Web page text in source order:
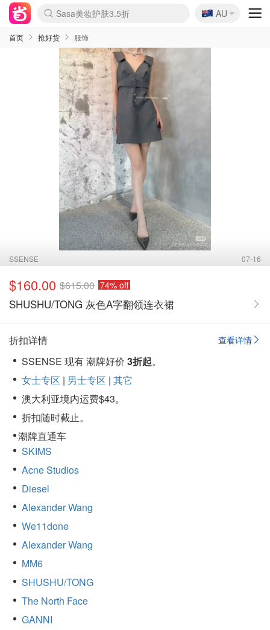
lululemon折扣上新
Sasa美妆护肤3.5折
SSENSE年中3折
FreshBeauty好价汇总
Cettire降价+叠9折
Farfetch折上8折
WWS Coles超市实拍
viagogo二手票捡漏
Myer清仓1折起
The Outnet奢牌1折起
David Jones 3折起
Flannels大牌1折
Perfumes Club护肤1折
AMIRO返校季6.2折
Oweek抽奖送Airpods
Amazon折扣汇总
eToro入金$200送$50
Amazon数码好物
ICONIC本周7.5折
ThedoubleF高奢地板价
Moose Knuckles 6折
丝芙兰5折起
EUFY官网3.7折起
Selenichast首饰2折
Trip机票酒店促销
YSL送5件彩妆礼
Amazon家居好物
BIGBANG巡演开票
David Jones时尚3折
Amazon美妆护肤
雅漾大喷$8
过敏原检测盒$33
伊索独家赠50ml沐浴露
科颜氏清仓3折
SEALIFE海洋馆门票6折
丝塔芙大白罐$16
订阅Newsletter送香薰
Cult Beauty 6.8折
Harrods圣诞日历2.3折
LN-CC奢牌私促3折
d'Alba空姐喷雾$16
EVE LOM套装逆天2折
Bernardelli独家4折
Adore Beauty 6折起
CT圣诞日历
Mytheresa奢品2.7折
Luxury Escapes 9折
Currentbody美容仪9折
MOON Garden Live
ALLSAINTS美衣3折
Roborock扫地机3.7折
Tingo Life水杯$24
Valentino官网5折
CR洗发护发6.3折
修丽可套装7.4折
🇦🇺
AU
首页 抢好货 服饰
SSENSE 07-16
$160.00 $615.00 74% off
SHUSHU/TONG 灰色A字翻领连衣裙
查看详情
折扣详情
SSENSE 现有 潮牌好价 3折起。
女士专区 | 男士专区 | 其它
澳大利亚境内运费$43。
折扣随时截止。
潮牌直通车
SKIMS
Acne Studios
Diesel
Alexander Wang
We11done
Alexander Wang
MM6
SHUSHU/TONG
The North Face
GANNI